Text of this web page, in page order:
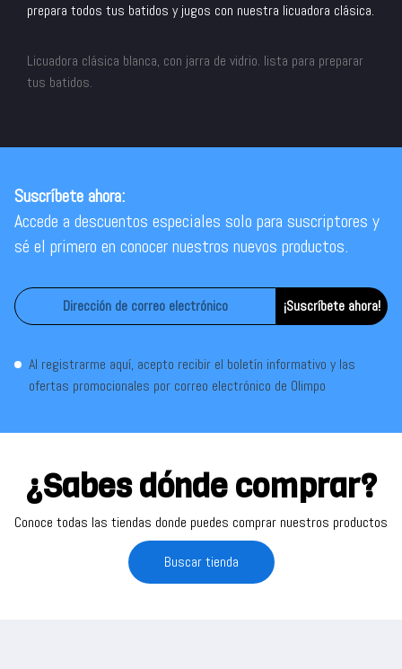
prepara todos tus batidos y jugos con nuestra licuadora clásica.
Licuadora clásica blanca, con jarra de vidrio. lista para preparar
tus batidos.
Suscríbete ahora:
Accede a descuentos especiales solo para suscriptores y
sé el primero en conocer nuestros nuevos productos.
¡Suscríbete ahora!
Al registrarme aquí, acepto recibir el boletín informativo y las
ofertas promocionales por correo electrónico de Olimpo
¿Sabes dónde comprar?
Conoce todas las tiendas donde puedes comprar nuestros productos
Buscar tienda